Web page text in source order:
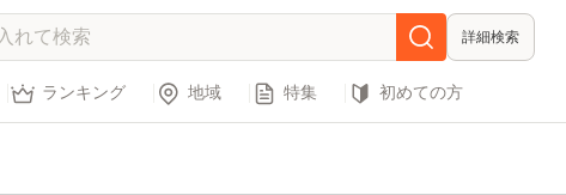
詳細検索
ランキング 地域 特集 初めての方